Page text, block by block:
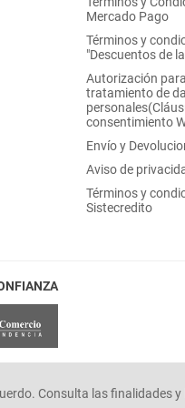
Consulta las finalidades
Mercado Pago
Términos y
"Descuentos de
Autorización
tratamiento de
consentimiento
Envío y
Aviso de
Términos y
Sistecredito